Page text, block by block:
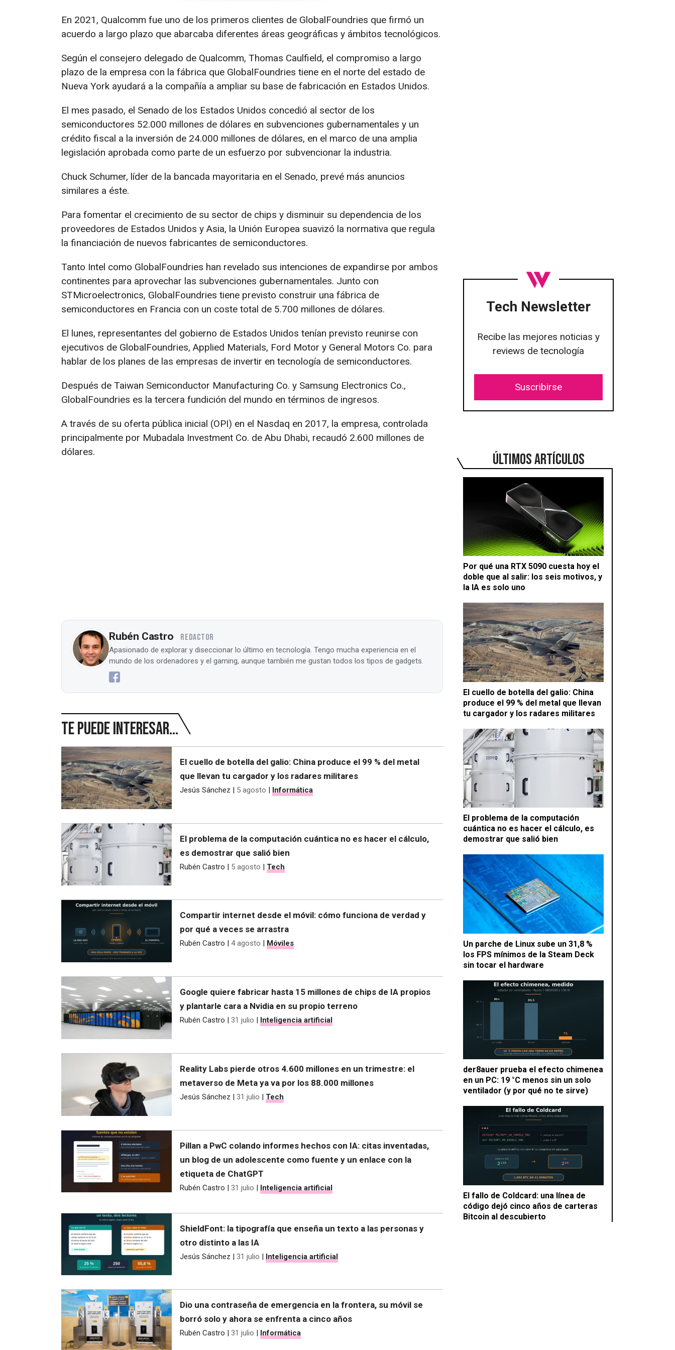
Tech Newsletter
Recibe las mejores noticias y
reviews de tecnología
Suscribirse
ÚLTIMOS ARTÍCULOS
Por qué una RTX 5090 cuesta hoy el
doble que al salir: los seis motivos, y
la IA es solo uno
El cuello de botella del galio: China
produce el 99 % del metal que llevan
tu cargador y los radares militares
El problema de la computación
cuántica no es hacer el cálculo, es
demostrar que salió bien
Un parche de Linux sube un 31,8 %
los FPS mínimos de la Steam Deck
sin tocar el hardware
der8auer prueba el efecto chimenea
en un PC: 19 °C menos sin un solo
ventilador (y por qué no te sirve)
El fallo de Coldcard: una línea de
código dejó cinco años de carteras
Bitcoin al descubierto
En 2021, Qualcomm fue uno de los primeros clientes de GlobalFoundries que firmó un
acuerdo a largo plazo que abarcaba diferentes áreas geográficas y ámbitos tecnológicos.
Según el consejero delegado de Qualcomm, Thomas Caulfield, el compromiso a largo
plazo de la empresa con la fábrica que GlobalFoundries tiene en el norte del estado de
Nueva York ayudará a la compañía a ampliar su base de fabricación en Estados Unidos.
El mes pasado, el Senado de los Estados Unidos concedió al sector de los
semiconductores 52.000 millones de dólares en subvenciones gubernamentales y un
crédito fiscal a la inversión de 24.000 millones de dólares, en el marco de una amplia
legislación aprobada como parte de un esfuerzo por subvencionar la industria.
Chuck Schumer, líder de la bancada mayoritaria en el Senado, prevé más anuncios
similares a éste.
Para fomentar el crecimiento de su sector de chips y disminuir su dependencia de los
proveedores de Estados Unidos y Asia, la Unión Europea suavizó la normativa que regula
la financiación de nuevos fabricantes de semiconductores.
Tanto Intel como GlobalFoundries han revelado sus intenciones de expandirse por ambos
continentes para aprovechar las subvenciones gubernamentales. Junto con
STMicroelectronics, GlobalFoundries tiene previsto construir una fábrica de
semiconductores en Francia con un coste total de 5.700 millones de dólares.
El lunes, representantes del gobierno de Estados Unidos tenían previsto reunirse con
ejecutivos de GlobalFoundries, Applied Materials, Ford Motor y General Motors Co. para
hablar de los planes de las empresas de invertir en tecnología de semiconductores.
Después de Taiwan Semiconductor Manufacturing Co. y Samsung Electronics Co.,
GlobalFoundries es la tercera fundición del mundo en términos de ingresos.
A través de su oferta pública inicial (OPI) en el Nasdaq en 2017, la empresa, controlada
principalmente por Mubadala Investment Co. de Abu Dhabi, recaudó 2.600 millones de
dólares.
Rubén Castro REDACTOR
Apasionado de explorar y diseccionar lo último en tecnología. Tengo mucha experiencia en el
mundo de los ordenadores y el gaming, aunque también me gustan todos los tipos de gadgets.
Te puede interesar...
El cuello de botella del galio: China produce el 99 % del metal
que llevan tu cargador y los radares militares
Jesús Sánchez | 5 agosto | Informática
El problema de la computación cuántica no es hacer el cálculo,
es demostrar que salió bien
Rubén Castro | 5 agosto | Tech
Compartir internet desde el móvil: cómo funciona de verdad y
por qué a veces se arrastra
Rubén Castro | 4 agosto | Móviles
Google quiere fabricar hasta 15 millones de chips de IA propios
y plantarle cara a Nvidia en su propio terreno
Rubén Castro | 31 julio | Inteligencia artificial
Reality Labs pierde otros 4.600 millones en un trimestre: el
metaverso de Meta ya va por los 88.000 millones
Jesús Sánchez | 31 julio | Tech
Pillan a PwC colando informes hechos con IA: citas inventadas,
un blog de un adolescente como fuente y un enlace con la
etiqueta de ChatGPT
Rubén Castro | 31 julio | Inteligencia artificial
ShieldFont: la tipografía que enseña un texto a las personas y
otro distinto a las IA
Jesús Sánchez | 31 julio | Inteligencia artificial
Dio una contraseña de emergencia en la frontera, su móvil se
borró solo y ahora se enfrenta a cinco años
Rubén Castro | 31 julio | Informática